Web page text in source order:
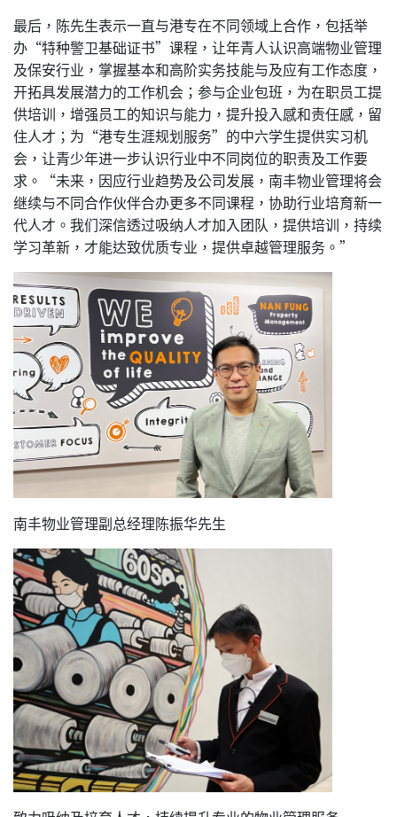
最后，陈先生表示一直与港专在不同领域上合作，包括举
办“特种警卫基础证书”课程，让年青人认识高端物业管理
及保安行业，掌握基本和高阶实务技能与及应有工作态度，
开拓具发展潜力的工作机会；参与企业包班，为在职员工提
供培训，增强员工的知识与能力，提升投入感和责任感，留
住人才；为“港专生涯规划服务”的中六学生提供实习机
会，让青少年进一步认识行业中不同岗位的职责及工作要
求。“未来，因应行业趋势及公司发展，南丰物业管理将会
继续与不同合作伙伴合办更多不同课程，协助行业培育新一
代人才。我们深信透过吸纳人才加入团队，提供培训，持续
学习革新，才能达致优质专业，提供卓越管理服务。”
南丰物业管理副总经理陈振华先生